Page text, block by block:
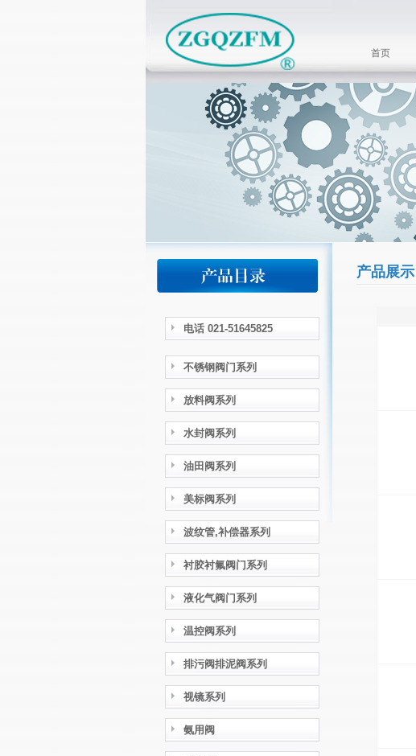
首页
电话 021-51645825
不锈钢阀门系列
放料阀系列
水封阀系列
油田阀系列
美标阀系列
波纹管,补偿器系列
衬胶衬氟阀门系列
液化气阀门系列
温控阀系列
排污阀排泥阀系列
视镜系列
氨用阀
产品展示